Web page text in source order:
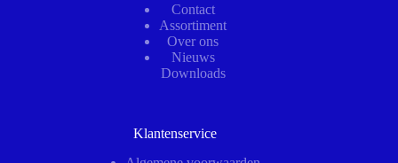
Contact
Assortiment
Over ons
Nieuws
Downloads
Klantenservice